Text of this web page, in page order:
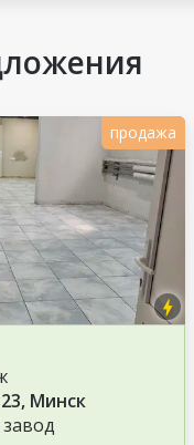
продажа
Минск